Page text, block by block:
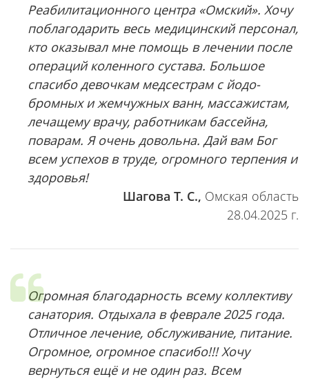
Реабилитационного центра «Омский». Хочу
поблагодарить весь медицинский персонал,
кто оказывал мне помощь в лечении после
операций коленного сустава. Большое
спасибо девочкам медсестрам с йодо-
бромных и жемчужных ванн, массажистам,
лечащему врачу, работникам бассейна,
поварам. Я очень довольна. Дай вам Бог
всем успехов в труде, огромного терпения и
здоровья!
Шагова Т. С., Омская область
28.04.2025 г.
Огромная благодарность всему коллективу
санатория. Отдыхала в феврале 2025 года.
Отличное лечение, обслуживание, питание.
Огромное, огромное спасибо!!! Хочу
вернуться ещё и не один раз. Всем